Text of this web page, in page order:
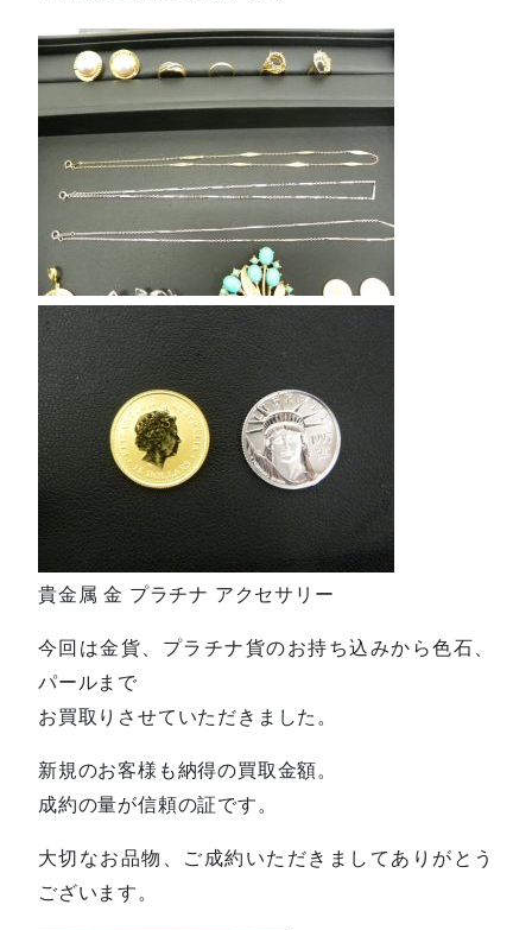
貴金属 金 プラチナ アクセサリー
今回は金貨、プラチナ貨のお持ち込みから色石、
パールまで
お買取りさせていただきました。
新規のお客様も納得の買取金額。
成約の量が信頼の証です。
大切なお品物、ご成約いただきましてありがとう
ございます。